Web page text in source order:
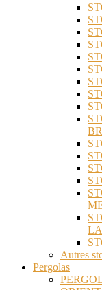
Autres
Pergolas